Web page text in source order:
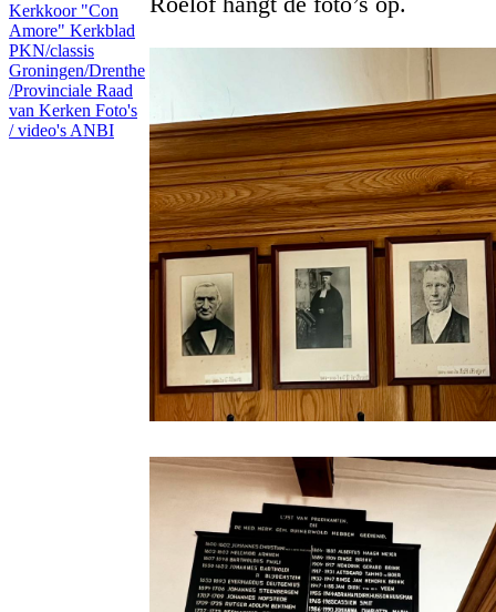
Kerkkoor "Con
Amore" Kerkblad
PKN/classis
Groningen/Drenthe
/Provinciale Raad
van Kerken Foto's
/ video's ANBI